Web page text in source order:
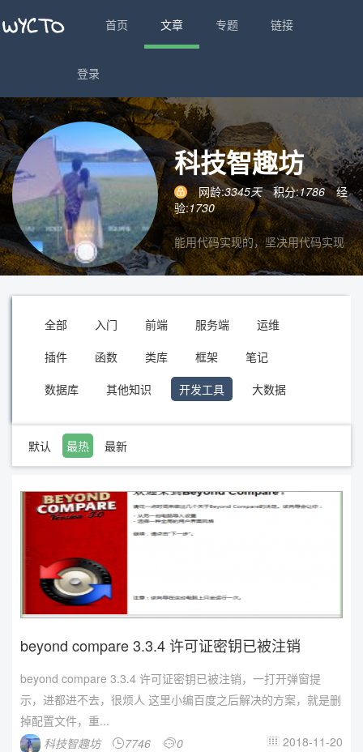
首页 文章 专题 链接
登录
科技智趣坊
网龄:3345天 积分:1786
经
验:1730
能用代码实现的，坚决用代码实现
全部 入门 前端 服务端
运维
插件
函数 类库 框架
笔记
数据库
其他知识 开发工具 大数据
默认 最热 最新
beyond compare 3.3.4 许可证密钥已被注销
beyond compare 3.3.4 许可证密钥已被注销，一打开弹窗提
示，进都进不去，很烦人 这里小编百度之后解决的方案，就是删
掉配置文件，重...
科技智趣坊
7746 0  2018-11-20